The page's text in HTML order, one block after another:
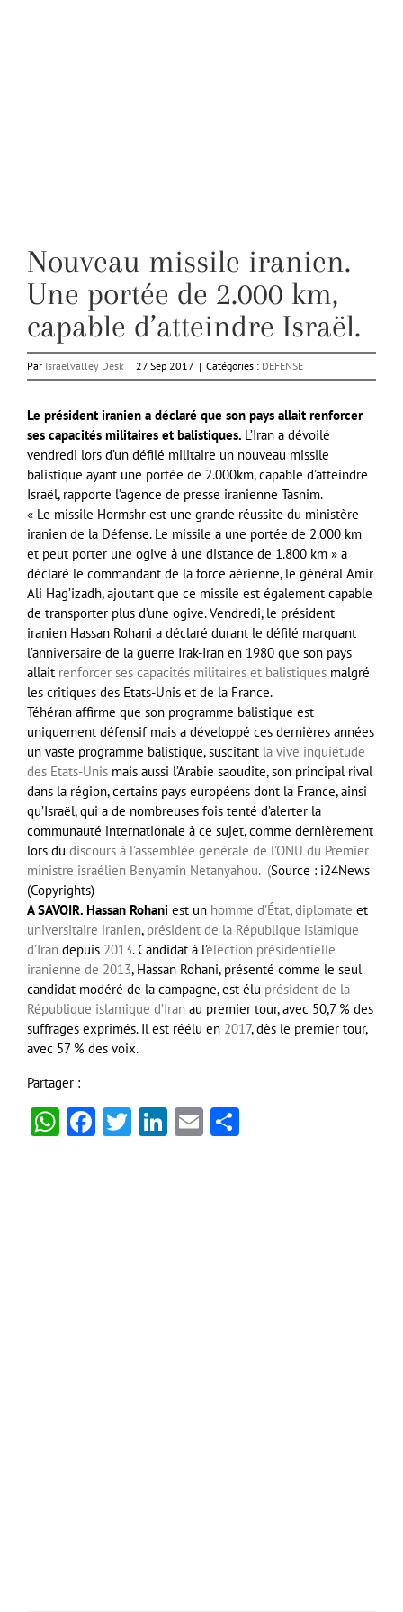
Nouveau missile iranien.
Une portée de 2.000 km,
capable d’atteindre Israël.
Par Israelvalley Desk | 27 Sep 2017 | Catégories : DEFENSE
Le président iranien a déclaré que son pays allait renforcer
ses capacités militaires et balistiques. L’Iran a dévoilé
vendredi lors d’un défilé militaire un nouveau missile
balistique ayant une portée de 2.000km, capable d’atteindre
Israël, rapporte l’agence de presse iranienne Tasnim.
« Le missile Hormshr est une grande réussite du ministère
iranien de la Défense. Le missile a une portée de 2.000 km
et peut porter une ogive à une distance de 1.800 km » a
déclaré le commandant de la force aérienne, le général Amir
Ali Hag’izadh, ajoutant que ce missile est également capable
de transporter plus d’une ogive. Vendredi, le président
iranien Hassan Rohani a déclaré durant le défilé marquant
l’anniversaire de la guerre Irak-Iran en 1980 que son pays
allait renforcer ses capacités militaires et balistiques malgré
les critiques des Etats-Unis et de la France.
Téhéran affirme que son programme balistique est
uniquement défensif mais a développé ces dernières années
un vaste programme balistique, suscitant la vive inquiétude
des Etats-Unis mais aussi l’Arabie saoudite, son principal rival
dans la région, certains pays européens dont la France, ainsi
qu’Israël, qui a de nombreuses fois tenté d’alerter la
communauté internationale à ce sujet, comme dernièrement
lors du discours à l’assemblée générale de l’ONU du Premier
ministre israélien Benyamin Netanyahou. (Source : i24News
(Copyrights)
A SAVOIR. Hassan Rohani est un homme d’État,diplomate et
universitaire iranien, président de la République islamique
d’Iran depuis 2013. Candidat à l’élection présidentielle
iranienne de 2013, Hassan Rohani, présenté comme le seul
candidat modéré de la campagne, est élu président de la
République islamique d’Iran au premier tour, avec 50,7 % des
suffrages exprimés. Il est réélu en 2017, dès le premier tour,
avec 57 % des voix.
Partager :
WhatsApp
Facebook
Twitter
LinkedIn
Email